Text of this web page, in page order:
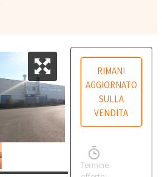
RIMANI
AGGIORNATO
SULLA
VENDITA
Termine